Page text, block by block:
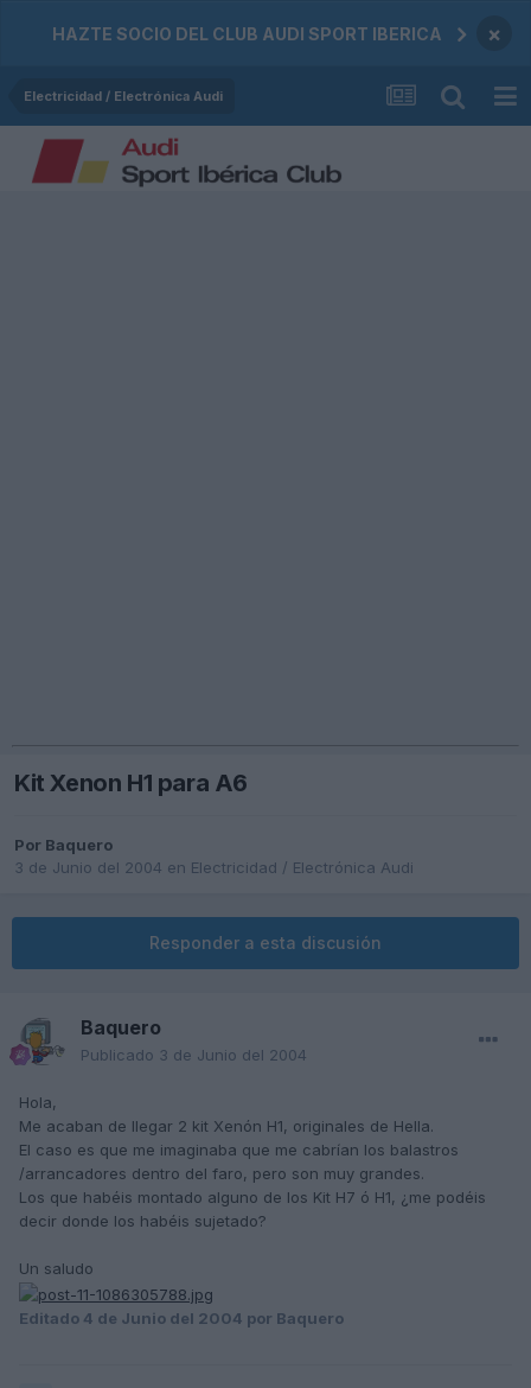
HAZTE SOCIO DEL CLUB AUDI SPORT IBERICA ×
Electricidad / Electrónica Audi
Kit Xenon H1 para A6
Por Baquero
3 de Junio del 2004 en Electricidad / Electrónica Audi
Responder a esta discusión
Baquero
Publicado 3 de Junio del 2004
Hola,
Me acaban de llegar 2 kit Xenón H1, originales de Hella.
El caso es que me imaginaba que me cabrían los balastros
/arrancadores dentro del faro, pero son muy grandes.
Los que habéis montado alguno de los Kit H7 ó H1, ¿me podéis
decir donde los habéis sujetado?
Un saludo
Editado 4 de Junio del 2004 por Baquero